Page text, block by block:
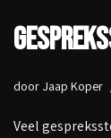
door Jaap Koper
Veel